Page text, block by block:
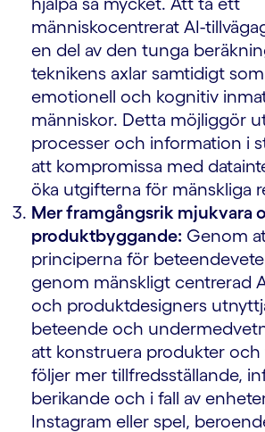
människocentrerat AI-
en del av den tunga
teknikens axlar samtidigt
emotionell och kognitiv
människor. Detta möjliggör
processer och information i
att kompromissa med
öka utgifterna för mänskliga
Mer framgångsrik mjukvara
produktbyggande: Genom
principerna för
genom mänskligt centrerad
och produktdesigners
beteende och
att konstruera produkter och
följer mer tillfredsställande,
berikande och i fall av
Instagram eller spel,